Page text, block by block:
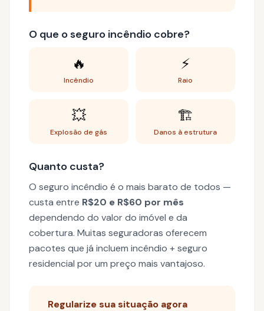
O que o seguro incêndio cobre?
🔥
Incêndio
⚡
Raio
💥
Explosão de gás
🏗️
Danos à estrutura
Quanto custa?
O seguro incêndio é o mais barato de todos —
custa entre R$20 e R$60 por mês
dependendo do valor do imóvel e da
cobertura. Muitas seguradoras oferecem
pacotes que já incluem incêndio + seguro
residencial por um preço mais vantajoso.
Regularize sua situação agora